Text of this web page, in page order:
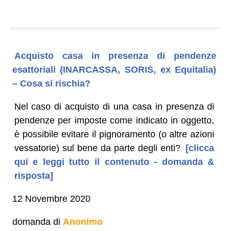
Acquisto casa in presenza di pendenze
esattoriali (INARCASSA, SORIS, ex Equitalia)
– Cosa si rischia?
Nel caso di acquisto di una casa in presenza di
pendenze per imposte come indicato in oggetto,
è possibile evitare il pignoramento (o altre azioni
vessatorie) sul bene da parte degli enti? [clicca
qui e leggi tutto il contenuto - domanda &
risposta]
12 Novembre 2020
domanda di Anonimo